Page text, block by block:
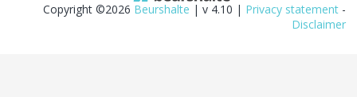
Copyright ©2026 Beurshalte | v 4.10 | Privacy statement -
Disclaimer